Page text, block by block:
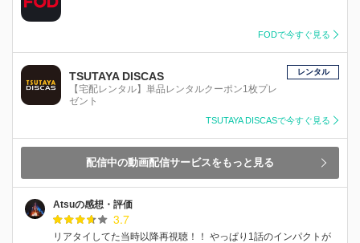
FODで今すぐ見る
TSUTAYA DISCAS
【宅配レンタル】単品レンタルクーポン1枚プレ
ゼント
レンタル
TSUTAYA DISCASで今すぐ見る
配信中の動画配信サービスをもっと見る
Atsuの感想・評価
3.7
リアタイしてた当時以降再視聴！！ やっぱり1話のインパクトが